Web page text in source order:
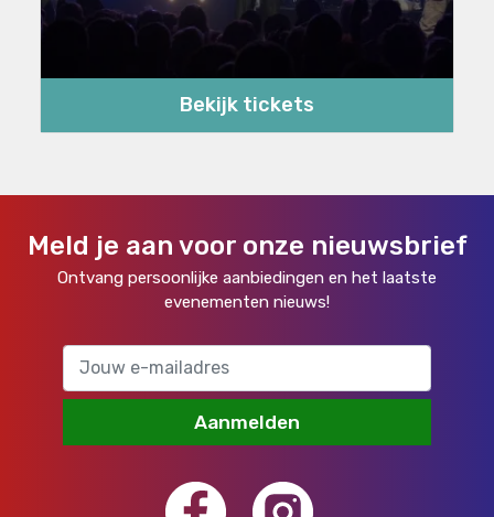
Bekijk tickets
Meld je aan voor onze nieuwsbrief
Ontvang persoonlijke aanbiedingen en het laatste
evenementen nieuws!
Aanmelden